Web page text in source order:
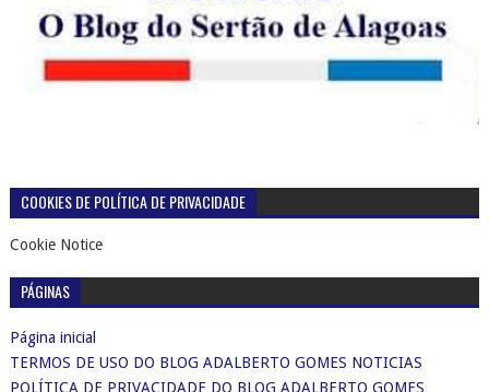
COOKIES DE POLÍTICA DE PRIVACIDADE
Cookie Notice
PÁGINAS
Página inicial
TERMOS DE USO DO BLOG ADALBERTO GOMES NOTICIAS
POLÍTICA DE PRIVACIDADE DO BLOG ADALBERTO GOMES